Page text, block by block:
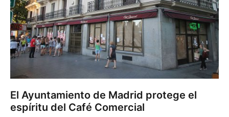
El Ayuntamiento de Madrid protege el
espíritu del Café Comercial